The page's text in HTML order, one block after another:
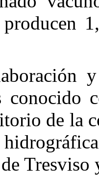
producen
conocido
de la
Tresviso